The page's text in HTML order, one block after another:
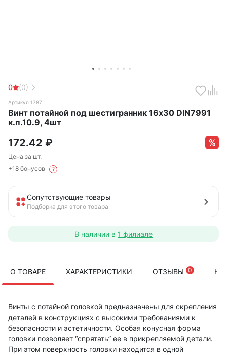
0 (0)
Артикул 1787
Винт потайной под шестигранник 16х30 DIN7991
к.п.10.9, 4шт
172.42 ₽
Цена за шт.
+18 бонусов
?
Сопутствующие товары
Подборка для этого товара
В наличии в 1 филиале
О ТОВАРЕ ХАРАКТЕРИСТИКИ ОТЗЫВЫ 0
Винты с потайной головкой предназначены для скрепления
деталей в конструкциях с высокими требованиями к
безопасности и эстетичности. Особая конусная форма
головки позволяет “спрятать” ее в прикрепляемой детали.
При этом поверхность головки находится в одной